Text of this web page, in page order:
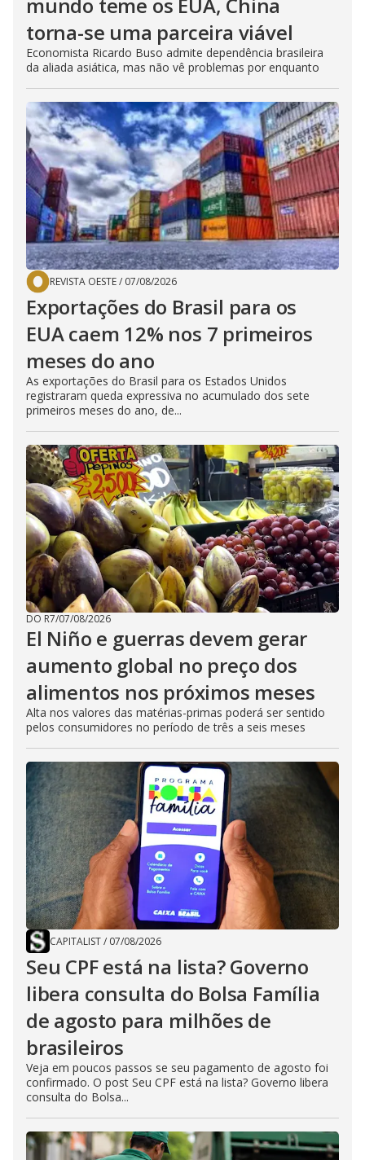
torna-se uma parceira viável
Economista Ricardo Buso admite dependência brasileira
da aliada asiática, mas não vê problemas por enquanto
REVISTA OESTE/ 07/08/2026
Exportações do Brasil para os
EUA caem 12% nos 7 primeiros
meses do ano
As exportações do Brasil para os Estados Unidos
registraram queda expressiva no acumulado dos sete
primeiros meses do ano, de...
DO R7/07/08/2026
El Niño e guerras devem gerar
aumento global no preço dos
alimentos nos próximos meses
Alta nos valores das matérias-primas poderá ser sentido
pelos consumidores no período de três a seis meses
CAPITALIST/ 07/08/2026
Seu CPF está na lista? Governo
libera consulta do Bolsa Família
de agosto para milhões de
brasileiros
Veja em poucos passos se seu pagamento de agosto foi
confirmado. O post Seu CPF está na lista? Governo libera
consulta do Bolsa...